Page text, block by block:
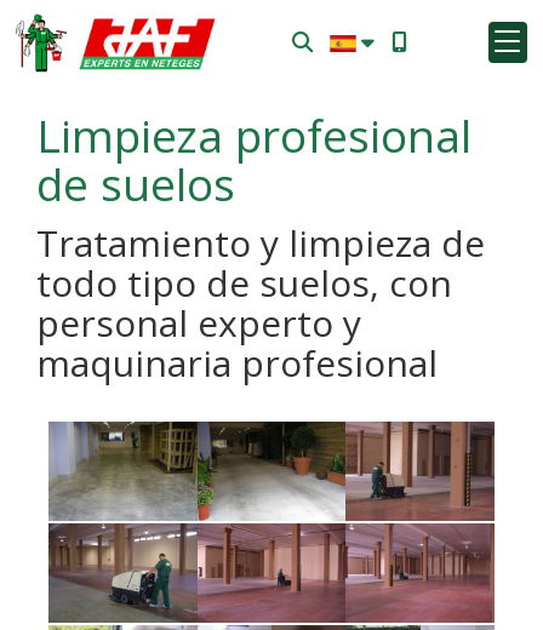
Limpieza profesional
de suelos
Tratamiento y limpieza de
todo tipo de suelos, con
personal experto y
maquinaria profesional